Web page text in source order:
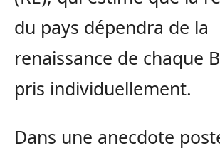
du pays dépendra de la
renaissance de chaque
pris individuellement.
Dans une anecdote